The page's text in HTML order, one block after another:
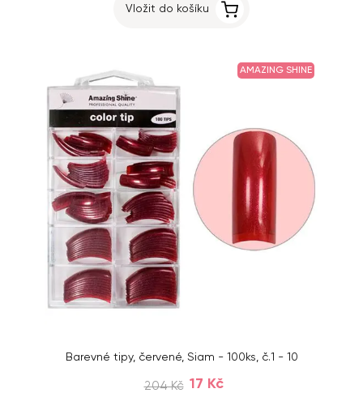
Vložit do košíku
AMAZING SHINE
Barevné tipy, červené, Siam - 100ks, č.1 - 10
204 Kč 17 Kč